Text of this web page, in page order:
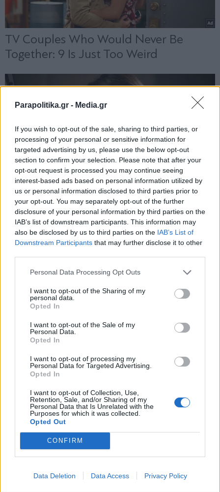
Parapolitika.gr - Media.gr
If you wish to opt-out of the sale, sharing to third parties, or
processing of your personal or sensitive information for
targeted advertising by us, please use the below opt-out
section to confirm your selection. Please note that after your
opt-out request is processed you may continue seeing
interest-based ads based on personal information utilized by
us or personal information disclosed to third parties prior to
your opt-out. You may separately opt-out of the further
disclosure of your personal information by third parties on the
IAB’s list of downstream participants. This information may
also be disclosed by us to third parties on the IAB’s List of
Downstream Participants that may further disclose it to other
Personal Data Processing Opt Outs
I want to opt-out of the Sharing of my
personal data.
Opted In
I want to opt-out of the Sale of my
Personal Data.
Opted In
I want to opt-out of processing my
Personal Data for Targeted Advertising.
Opted In
I want to opt-out of Collection, Use,
Retention, Sale, and/or Sharing of my
Personal Data that Is Unrelated with the
Purposes for which it was collected.
Opted Out
CONFIRM
Data Deletion Data Access Privacy Policy
Εγγραφή στο newsletter
Αποδέχομαι τους
και την πολιτική απορρήτου
X